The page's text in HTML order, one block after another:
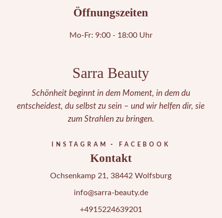
Öffnungszeiten
Mo-Fr: 9:00 - 18:00 Uhr
Sarra Beauty
Schönheit beginnt in dem Moment, in dem du
entscheidest, du selbst zu sein – und wir helfen dir, sie
zum Strahlen zu bringen.
INSTAGRAM FACEBOOK
Kontakt
Ochsenkamp 21, 38442 Wolfsburg
info@sarra-beauty.de
+4915224639201